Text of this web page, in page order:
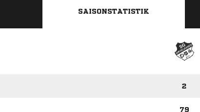
SAISONSTATISTIK
2
79